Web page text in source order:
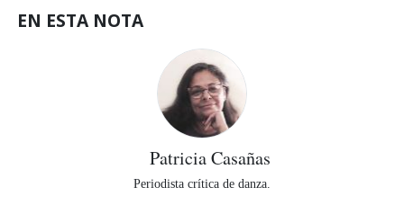
EN ESTA NOTA
Patricia Casañas
Periodista crítica de danza.